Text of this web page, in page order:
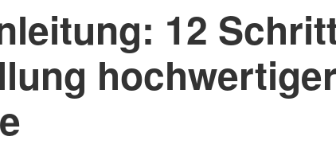
12
hochwertiger